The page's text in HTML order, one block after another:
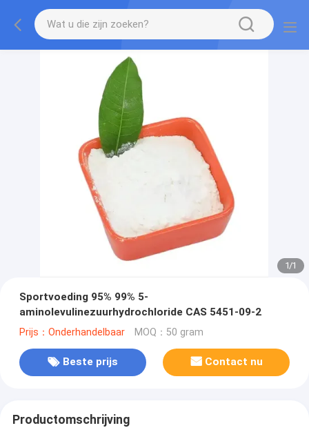
1/1
Sportvoeding 95% 99% 5-
aminolevulinezuurhydrochloride CAS 5451-09-2
Prijs：Onderhandelbaar MOQ：50 gram
Beste prijs Contact nu
Productomschrijving